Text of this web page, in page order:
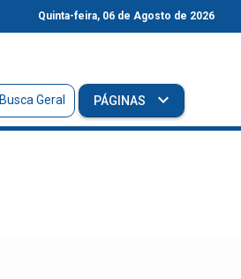
Quinta-feira, 06 de Agosto de 2026
Busca Geral PÁGINAS